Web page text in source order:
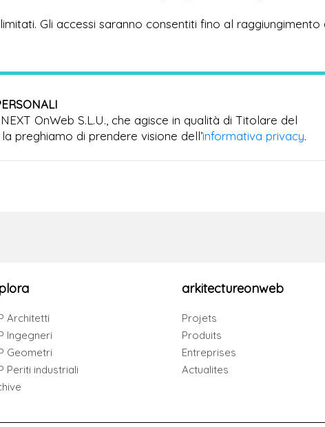
Gli accessi saranno consentiti fino al raggiungimento
OnWeb S.L.U., che agisce in qualità di Titolare del
preghiamo di prendere visione dell’informativa privacy.
Architetti
Ingegneri
Geometri
Periti industriali
arkitectureonweb
Projets
Produits
Entreprises
Actualites